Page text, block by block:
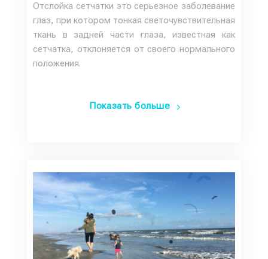
Отслойка сетчатки это серьезное заболевание
глаз, при котором тонкая светочувствительная
ткань в задней части глаза, известная как
сетчатка, отклоняется от своего нормального
положения.
Показать больше